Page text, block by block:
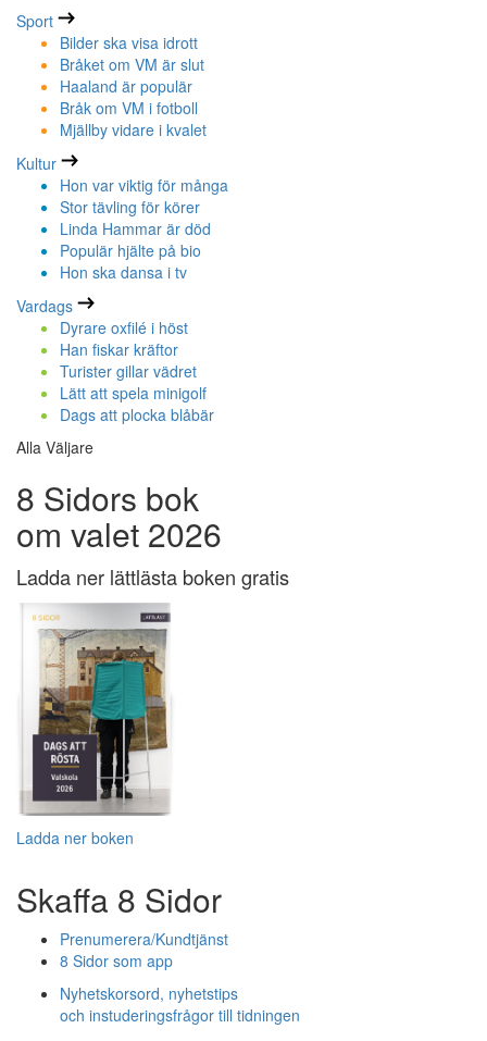
Sport
Bilder ska visa idrott
Bråket om VM är slut
Haaland är populär
Bråk om VM i fotboll
Mjällby vidare i kvalet
Kultur
Hon var viktig för många
Stor tävling för körer
Linda Hammar är död
Populär hjälte på bio
Hon ska dansa i tv
Vardags
Dyrare oxfilé i höst
Han fiskar kräftor
Turister gillar vädret
Lätt att spela minigolf
Dags att plocka blåbär
Alla Väljare
8 Sidors bok
om valet 2026
Ladda ner lättlästa boken gratis
Ladda ner boken
Skaffa 8 Sidor
Prenumerera/Kundtjänst
8 Sidor som app
Nyhetskorsord, nyhetstips
och instuderingsfrågor till tidningen